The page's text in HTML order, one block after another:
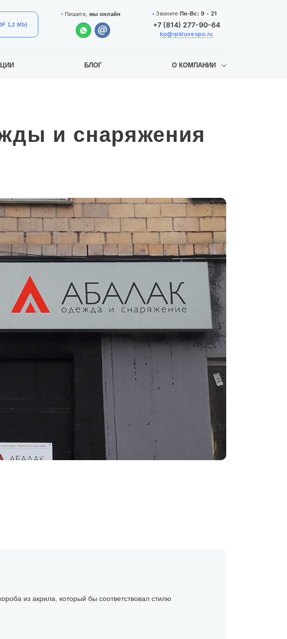
1.2 Mb)
Пишите, мы онлайн Звоните Пн-Вс:9 - 21
+7 (814) 277-90-64
kp@rpkluxexpo.ru
БЛОГ О КОМПАНИИ
и снаряжения
из акрила, который бы соответствовал стилю